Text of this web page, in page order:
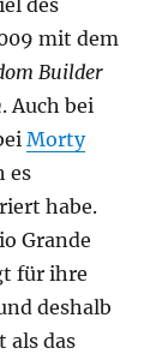
mit dem
Builder
. Auch bei
Morty
es
habe.
Grande
für ihre
deshalb
als das